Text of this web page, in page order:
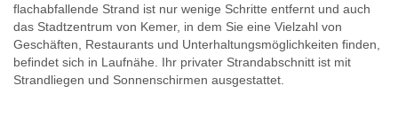
flachabfallende Strand ist nur wenige Schritte entfernt und auch
das Stadtzentrum von Kemer, in dem Sie eine Vielzahl von
Geschäften, Restaurants und Unterhaltungsmöglichkeiten finden,
befindet sich in Laufnähe. Ihr privater Strandabschnitt ist mit
Strandliegen und Sonnenschirmen ausgestattet.